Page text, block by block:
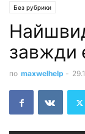
Без рубрики
завжди
по maxwelhelp -